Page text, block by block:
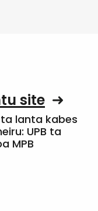
site
lanta kabes
UPB ta
MPB